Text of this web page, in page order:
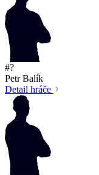
#?
Petr Balík
Detail hráče